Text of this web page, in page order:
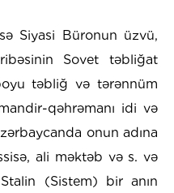
Siyasi Büronun üzvü,
Sovet təbliğat
təbliğ və tərənnüm
qəhrəmanı idi və
onun adına
ali məktəb və s. və
(Sistem) bir anın